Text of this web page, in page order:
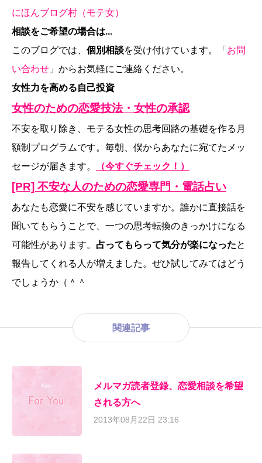
にほんブログ村（モテ女）
相談をご希望の場合は...
このブログでは、 個別相談を受け付けています。「 お問
い合わせ 」からお気軽にご連絡ください。
女性力を高める自己投資
女性のための恋愛技法・女性の承認
不安を取り除き、モテる女性の思考回路の基礎を作る月
額制プログラムです。毎朝、僕からあなたに宛てたメッ
セージが届きます。
（今すぐチェック！）
[PR] 不安な人のための恋愛専門・電話占い
あなたも恋愛に不安を感じていますか。誰かに直接話を
聞いてもらうことで、一つの思考転換のきっかけになる
可能性があります。 占ってもらって気分が楽になったと
報告してくれる人が増えました。ぜひ試してみてはどう
でしょうか（＾＾
関連記事
メルマガ読者登録、恋愛相談を希望
される方へ
2013年08月22日 23:16